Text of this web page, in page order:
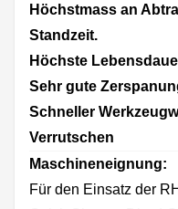
Höchstmass an
Standzeit.
Höchste
Sehr gute
Schneller
Verrutschen
Maschineneignung:
Für den Einsatz der